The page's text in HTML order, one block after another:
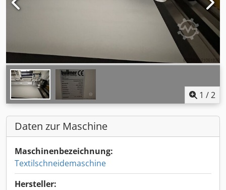
1 /2
Daten zur Maschine
Maschinenbezeichnung:
Textilschneidemaschine
Hersteller: